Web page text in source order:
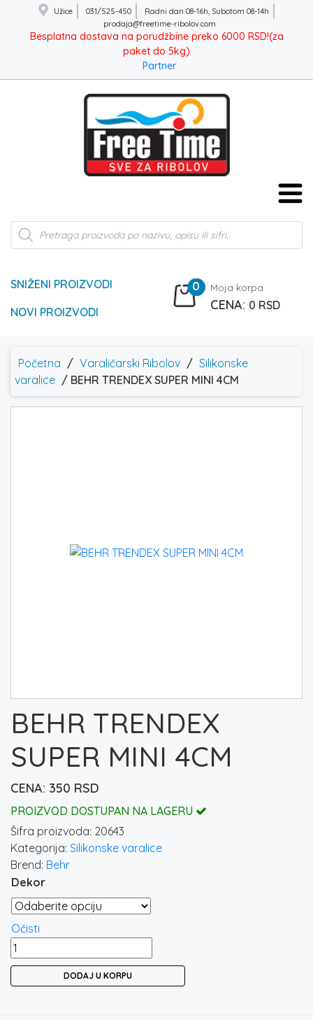
Užice 031/525-450
Radni dan 08-16h, Subotom 08-14h
prodaja@freetime-ribolov.com
Besplatna dostava na porudžbine preko 6000 RSD!(za
paket do 5kg)
Partner
Products
search
SNIŽENI PROIZVODI
NOVI PROIZVODI
0 Moja korpa
0 RSD
Početna / Varaličarski Ribolov / Silikonske
varalice / BEHR TRENDEX SUPER MINI 4CM
BEHR TRENDEX
SUPER MINI 4CM
350 RSD
PROIZVOD DOSTUPAN NA LAGERU
Šifra proizvoda: 20643
Kategorija: Silikonske varalice
Brend: Behr
Dekor
Očisti
BEHR
TRENDEX
DODAJ U KORPU